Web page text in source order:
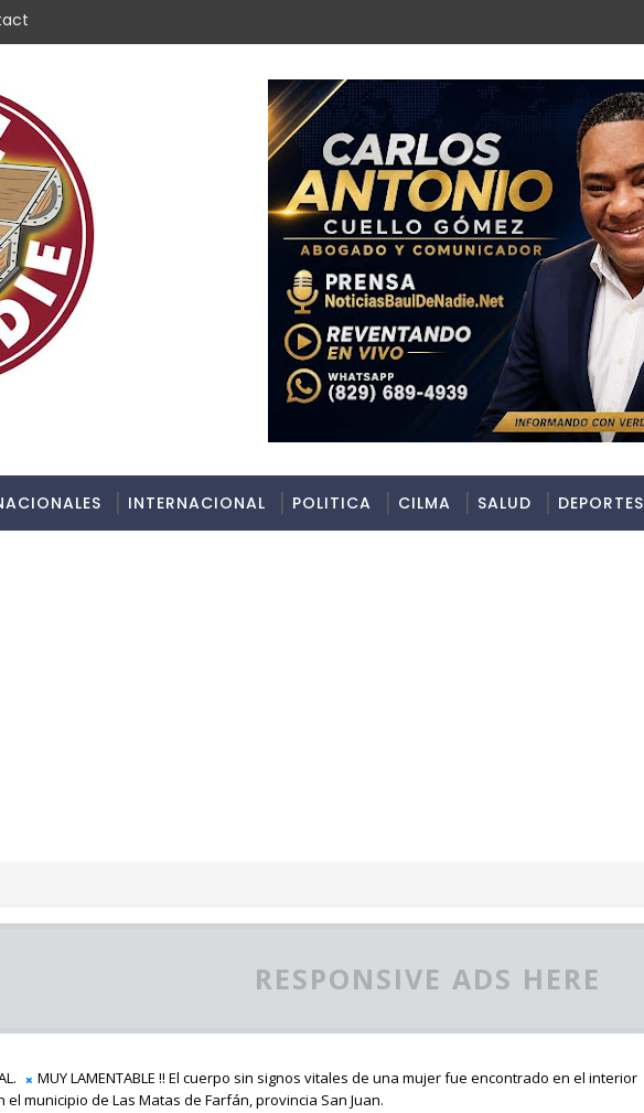
INTERNACIONAL POLITICA CILMA SALUD DEPORTES
RESPONSIVE ADS HERE
MUY LAMENTABLE !! El cuerpo sin signos vitales de una mujer fue encontrado en el interior
municipio de Las Matas de Farfán, provincia San Juan.